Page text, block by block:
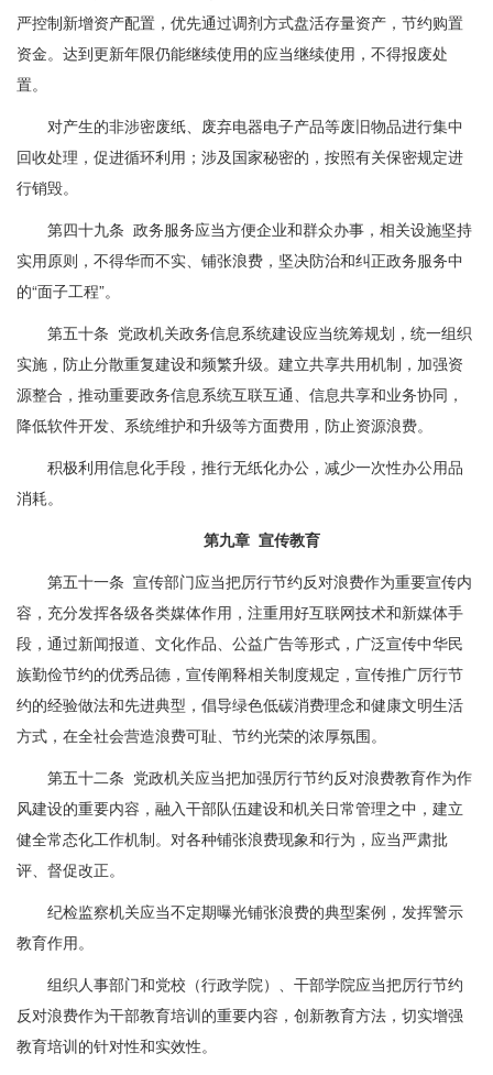
严控制新增资产配置，优先通过调剂方式盘活存量资产，节约购置
资金。达到更新年限仍能继续使用的应当继续使用，不得报废处
置。
对产生的非涉密废纸、废弃电器电子产品等废旧物品进行集中
回收处理，促进循环利用；涉及国家秘密的，按照有关保密规定进
行销毁。
第四十九条 政务服务应当方便企业和群众办事，相关设施坚持
实用原则，不得华而不实、铺张浪费，坚决防治和纠正政务服务中
的“面子工程”。
第五十条 党政机关政务信息系统建设应当统筹规划，统一组织
实施，防止分散重复建设和频繁升级。建立共享共用机制，加强资
源整合，推动重要政务信息系统互联互通、信息共享和业务协同，
降低软件开发、系统维护和升级等方面费用，防止资源浪费。
积极利用信息化手段，推行无纸化办公，减少一次性办公用品
消耗。
第九章 宣传教育
第五十一条 宣传部门应当把厉行节约反对浪费作为重要宣传内
容，充分发挥各级各类媒体作用，注重用好互联网技术和新媒体手
段，通过新闻报道、文化作品、公益广告等形式，广泛宣传中华民
族勤俭节约的优秀品德，宣传阐释相关制度规定，宣传推广厉行节
约的经验做法和先进典型，倡导绿色低碳消费理念和健康文明生活
方式，在全社会营造浪费可耻、节约光荣的浓厚氛围。
第五十二条 党政机关应当把加强厉行节约反对浪费教育作为作
风建设的重要内容，融入干部队伍建设和机关日常管理之中，建立
健全常态化工作机制。对各种铺张浪费现象和行为，应当严肃批
评、督促改正。
纪检监察机关应当不定期曝光铺张浪费的典型案例，发挥警示
教育作用。
组织人事部门和党校（行政学院）、干部学院应当把厉行节约
反对浪费作为干部教育培训的重要内容，创新教育方法，切实增强
教育培训的针对性和实效性。